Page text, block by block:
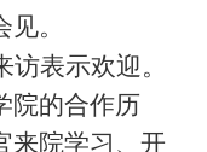
。
表示欢迎。
院的合作历
来院学习、开